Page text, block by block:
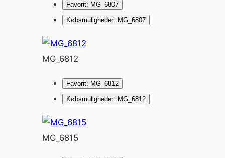
Favorit: MG_6807
Købsmuligheder: MG_6807
MG_6812
Favorit: MG_6812
Købsmuligheder: MG_6812
MG_6815